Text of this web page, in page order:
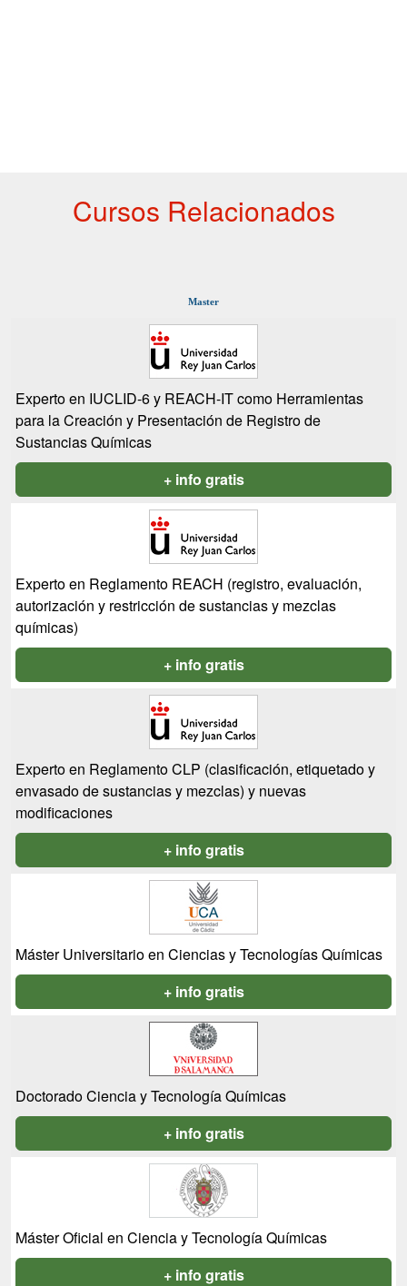
Cursos Relacionados
Master
Experto en IUCLID-6 y REACH-IT como Herramientas
para la Creación y Presentación de Registro de
Sustancias Químicas
+ info gratis
Experto en Reglamento REACH (registro, evaluación,
autorización y restricción de sustancias y mezclas
químicas)
+ info gratis
Experto en Reglamento CLP (clasificación, etiquetado y
envasado de sustancias y mezclas) y nuevas
modificaciones
+ info gratis
Máster Universitario en Ciencias y Tecnologías Químicas
+ info gratis
Doctorado Ciencia y Tecnología Químicas
+ info gratis
Máster Oficial en Ciencia y Tecnología Químicas
+ info gratis